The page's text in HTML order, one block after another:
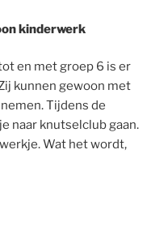
kinderwerk
en met groep 6 is er
kunnen gewoon met
Tijdens de
naar knutselclub gaan.
Wat het wordt,